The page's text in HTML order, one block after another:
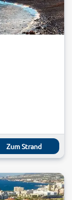
Zum Strand